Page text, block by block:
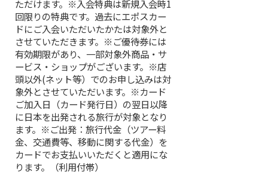
ただけます。※入会特典は新規入会時1
回限りの特典です。過去にエポスカー
ドにご入会いただいたかたは対象外と
させていただきます。※ご優待券には
有効期限があり、一部対象外商品・サ
ービス・ショップがございます。※店
頭以外(ネット等）でのお申し込みは対
象外とさせていただいます。※カード
ご加入日（カード発行日）の翌日以降
に日本を出発される旅行が対象となり
ます。※ご出発：旅行代金（ツアー料
金、交通費等、移動に関する代金）を
カードでお支払いいただくと適用にな
ります。（利用付帯）